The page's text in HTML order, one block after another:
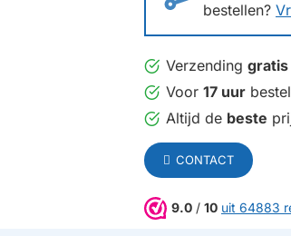
bestellen?
Verzending gratis
Voor 17 uur
Altijd de beste
CONTACT
9.0 / 10 uit 64883